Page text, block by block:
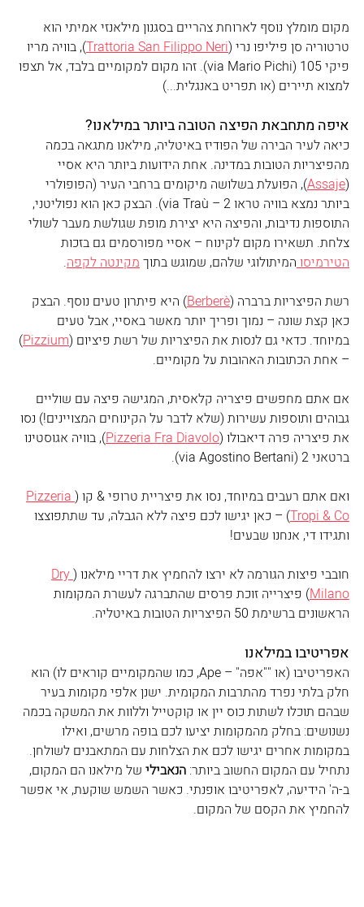
מקום מומלץ נוסף לארוחת צהריים בסגנון מילאנזי אמיתי הוא
טרטוריה סן פיליפו נרי (Trattoria San Filippo Neri), בוויה מריו
פיקי 105 (via Mario Pichi). זהו מקום למקומיים בלבד, אל תצפו
למצוא תיירים (או תפריט באנגלית...)
איפה מתחבאת הפיצה הטובה ביותר במילאנו?
כיאה לעיר הבירה של הפודיז באיטליה, מילאנו מתגאה בכמה
מהפיצריות הטובות במדינה. אחת הידועות ביותר היא אסיי
(
Assaje), הפועלת בשלושה מיקומים ברחבי העיר (הפופולרי
ביותר נמצא בוויה טראו 2 – via Traù). הבצק כאן הוא נפוליטני,
התוספות נדיבות, והפיצה היא יצירת מופת שגולשת מעבר לשולי
צלחת. תשאירו מקום לקינוח – אסיי מפורסמים גם בזכות
הטירמיסו המיתולוגי שלהם, שמוגש בתוך מקינטה לקפה.
רשת הפיצריות ברברה (Berberè) היא פיתרון טעים נוסף. הבצק
כאן קצת שונה – נמוך ופריך יותר מאשר באסיי, אבל טעים
במיוחד. כדאי גם לנסות את הפיצריות של רשת פיציום (Pizzium
)
– אחת הכתובות האהובות על מקומיים.
אם אתם מחפשים פיצריה קלאסית, המגישה פיצה עם שוליים
גבוהים ותוספות עשירות (שלא לדבר על הקינוחים המצויינים!) נסו
את פיצריה פרה דיאבולו (Pizzeria Fra Diavolo), בוויה אגוסטינו
ברטאני 2 (via Agostino Bertani).
ואם אתם רעבים במיוחד, נסו את פיצריית טרופי & קו (Pizzeria
Tropi & Co) – כאן יגישו לכם פיצה ללא הגבלה, עד שתתפוצצו
ותגידו די, אנחנו שבעים!
חובבי פיצות הגורמה לא ירצו להחמיץ את דריי מילאנו (Dry
Milano) פיצרייה זוכת פרסים שהתברגה לעשרת המקומות
הראשונים ברשימת 50 הפיצריות הטובות באיטליה.
אפריטיבו במילאנו
האפריטיבו (או ""אפה" – Ape, כמו שהמקומיים קוראים לו) הוא
חלק בלתי נפרד מהתרבות המקומית. ישנן אלפי מקומות בעיר
שבהם תוכלו לשתות כוס יין או קוקטייל וללוות את המשקה בכמה
נשנושים: בחלק מהמקומות יציעו לכם בופה מרשים, ואילו
במקומות אחרים יגישו לכם את הצלחות עם המתאבנים לשולחן.
נתחיל עם המקום החשוב ביותר: הנאבילי של מילאנו הם המקום,
ב-ה' הידיעה, לאפריטיבו אופנתי. כאשר השמש שוקעת, אי אפשר
להחמיץ את הקסם של המקום.